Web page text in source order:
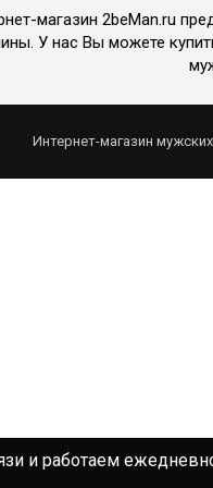
магазин 2beMan.ru
У нас Вы можете
Интернет-магазин
и работаем
и работаем